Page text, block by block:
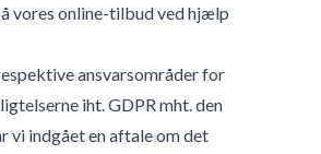
vores online-tilbud ved hjælp
ansvarsområder for
iht. GDPR mht. den
vi indgået en aftale om det